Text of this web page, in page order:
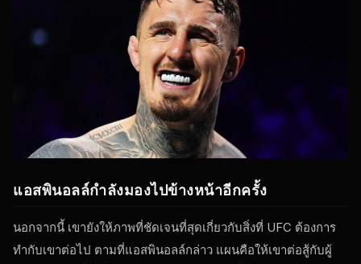
แอสพินอลล์กำลังมองไปข้างหน้าอีกครั้ง
นอกจากนี้ เขายังให้ภาพที่ชัดเจนที่สุดเกี่ยวกับสิ่งที่ UFC ต้องการ
ทำกับเขาต่อไป ตามที่แอสพินอลล์กล่าว แผนคือให้เขาต่อสู้กับผู้